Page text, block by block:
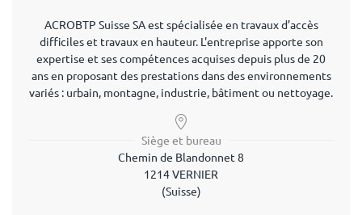
ACROBTP Suisse SA est spécialisée en travaux d’accès
difficiles et travaux en hauteur. L'entreprise apporte son
expertise et ses compétences acquises depuis plus de 20
ans en proposant des prestations dans des environnements
variés : urbain, montagne, industrie, bâtiment ou nettoyage.
Siège et bureau
Chemin de Blandonnet 8
1214 VERNIER
(Suisse)